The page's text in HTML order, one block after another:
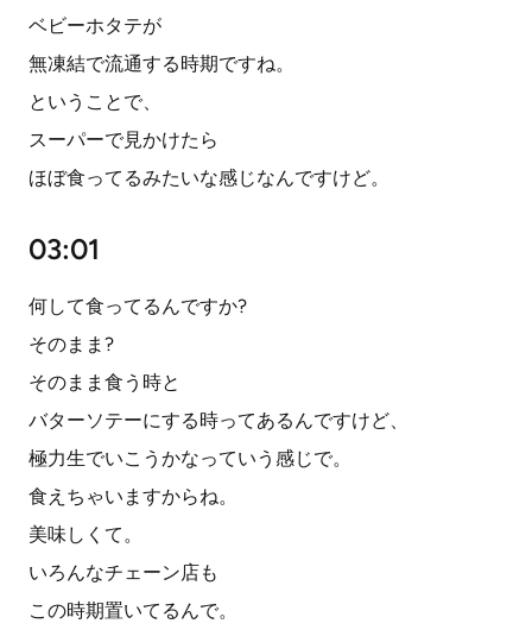
ベビーホタテが
無凍結で流通する時期ですね。
ということで、
スーパーで見かけたら
ほぼ食ってるみたいな感じなんですけど。
03:01
何して食ってるんですか?
そのまま?
そのまま食う時と
バターソテーにする時ってあるんですけど、
極力生でいこうかなっていう感じで。
食えちゃいますからね。
美味しくて。
いろんなチェーン店も
この時期置いてるんで。